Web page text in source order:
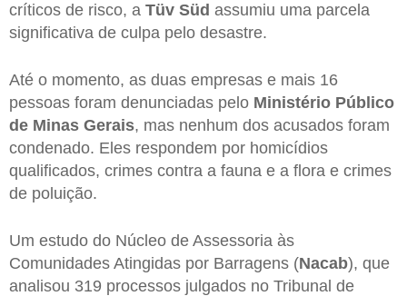
críticos de risco, a Tüv Süd assumiu uma parcela
significativa de culpa pelo desastre.
Até o momento, as duas empresas e mais 16
pessoas foram denunciadas pelo Ministério Público
de Minas Gerais, mas nenhum dos acusados foram
condenado. Eles respondem por homicídios
qualificados, crimes contra a fauna e a flora e crimes
de poluição.
Um estudo do Núcleo de Assessoria às
Comunidades Atingidas por Barragens (Nacab), que
analisou 319 processos julgados no Tribunal de